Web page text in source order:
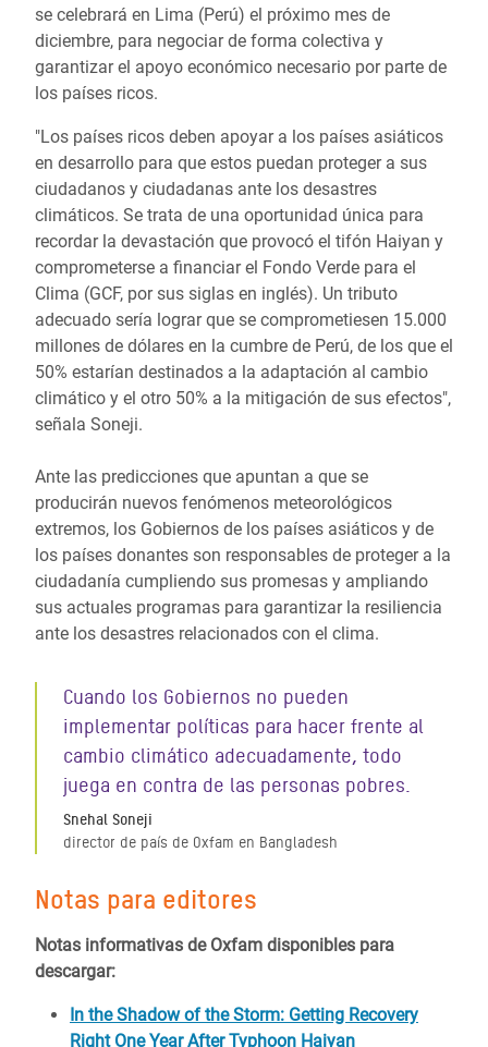
se celebrará en Lima (Perú) el próximo mes de
diciembre, para negociar de forma colectiva y
garantizar el apoyo económico necesario por parte de
los países ricos.
"Los países ricos deben apoyar a los países asiáticos
en desarrollo para que estos puedan proteger a sus
ciudadanos y ciudadanas ante los desastres
climáticos. Se trata de una oportunidad única para
recordar la devastación que provocó el tifón Haiyan y
comprometerse a financiar el Fondo Verde para el
Clima (GCF, por sus siglas en inglés). Un tributo
adecuado sería lograr que se comprometiesen 15.000
millones de dólares en la cumbre de Perú, de los que el
50% estarían destinados a la adaptación al cambio
climático y el otro 50% a la mitigación de sus efectos",
señala Soneji.
Ante las predicciones que apuntan a que se
producirán nuevos fenómenos meteorológicos
extremos, los Gobiernos de los países asiáticos y de
los países donantes son responsables de proteger a la
ciudadanía cumpliendo sus promesas y ampliando
sus actuales programas para garantizar la resiliencia
ante los desastres relacionados con el clima.
Cuando los Gobiernos no pueden
implementar políticas para hacer frente al
cambio climático adecuadamente, todo
juega en contra de las personas pobres.
Snehal Soneji
director de país de Oxfam en Bangladesh
Notas para editores
Notas informativas de Oxfam disponibles para
descargar:
In the Shadow of the Storm: Getting Recovery
Right One Year After Typhoon Haiyan